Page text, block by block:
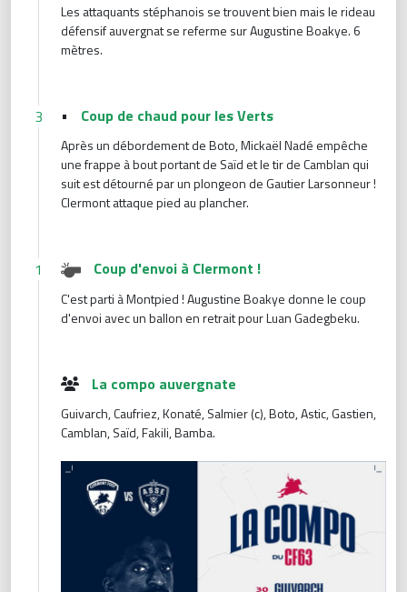
Les attaquants stéphanois se trouvent bien mais le rideau
défensif auvergnat se referme sur Augustine Boakye. 6
mètres.
3 • Coup de chaud pour les Verts
Après un débordement de Boto, Mickaël Nadé empêche
une frappe à bout portant de Saïd et le tir de Camblan qui
suit est détourné par un plongeon de Gautier Larsonneur !
Clermont attaque pied au plancher.
1 Coup d'envoi à Clermont !
C'est parti à Montpied ! Augustine Boakye donne le coup
d'envoi avec un ballon en retrait pour Luan Gadegbeku.
La compo auvergnate
Guivarch, Caufriez, Konaté, Salmier (c), Boto, Astic, Gastien,
Camblan, Saïd, Fakili, Bamba.